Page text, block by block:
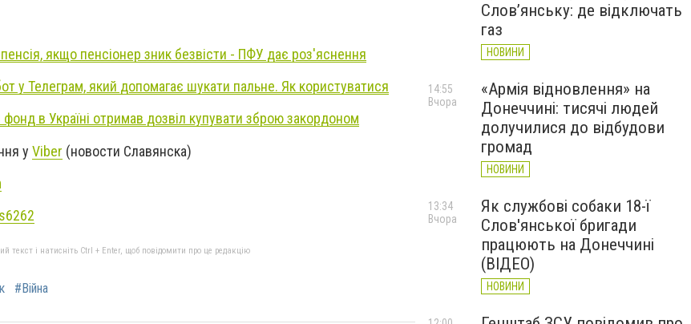
якщо пенсіонер зник безвісти - ПФУ дає роз'яснення
у Телеграм, який допомагає шукати пальне. Як користуватися
в Україні отримав дозвіл купувати зброю закордоном
у Viber (новости Славянска)
текст і натисніть Ctrl + Enter, щоб повідомити про це редакцію
#Війна
Слов’янську: де відключать
газ
НОВИНИ
«Армія відновлення» на
Донеччині: тисячі людей
долучилися до відбудови
громад
НОВИНИ
14:55
Вчора
Як службові собаки 18-ї
Слов'янської бригади
працюють на Донеччині
(ВІДЕО)
НОВИНИ
13:34
Вчора